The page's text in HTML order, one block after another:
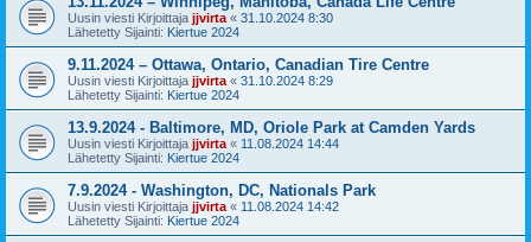
Uusin viesti Kirjoittaja jjvirta « 31.10.2024 8:30
Lähetetty Sijainti: Kiertue 2024
9.11.2024 – Ottawa, Ontario, Canadian Tire Centre
Uusin viesti Kirjoittaja jjvirta « 31.10.2024 8:29
Lähetetty Sijainti: Kiertue 2024
13.9.2024 - Baltimore, MD, Oriole Park at Camden Yards
Uusin viesti Kirjoittaja jjvirta « 11.08.2024 14:44
Lähetetty Sijainti: Kiertue 2024
7.9.2024 - Washington, DC, Nationals Park
Uusin viesti Kirjoittaja jjvirta « 11.08.2024 14:42
Lähetetty Sijainti: Kiertue 2024